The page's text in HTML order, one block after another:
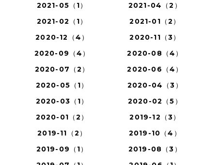
2021-05（1）
2021-04（2）
2021-02（1）
2021-01（2）
2020-12（4）
2020-11（3）
2020-09（4）
2020-08（4）
2020-07（2）
2020-06（4）
2020-05（1）
2020-04（3）
2020-03（1）
2020-02（5）
2020-01（2）
2019-12（3）
2019-11（2）
2019-10（4）
2019-09（1）
2019-08（3）